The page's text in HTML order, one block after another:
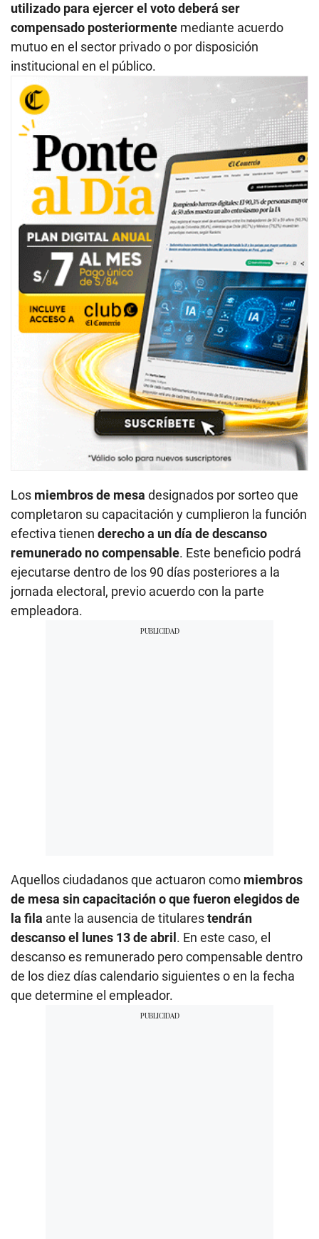
utilizado para ejercer el voto deberá ser
compensado posteriormente mediante acuerdo
mutuo en el sector privado o por disposición
institucional en el público.
Los miembros de mesa designados por sorteo que
completaron su capacitación y cumplieron la función
efectiva tienen derecho a un día de descanso
remunerado no compensable. Este beneficio podrá
ejecutarse dentro de los 90 días posteriores a la
jornada electoral, previo acuerdo con la parte
empleadora.
Aquellos ciudadanos que actuaron como miembros
de mesa sin capacitación o que fueron elegidos de
la fila ante la ausencia de titularestendrán
descanso el lunes 13 de abril. En este caso, el
descanso es remunerado pero compensable dentro
de los diez días calendario siguientes o en la fecha
que determine el empleador.